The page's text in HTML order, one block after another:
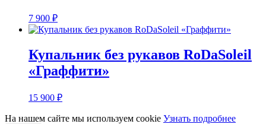
7 900 ₽
Купальник без рукавов RoDaSoleil
«Граффити»
15 900 ₽
На нашем сайте мы используем cookie Узнать подробнее